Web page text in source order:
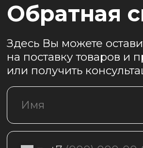
Даю согласие на обработку персональный
данных в соответствии сполитикой
конфиденциальности
Оставить заявку
Главная